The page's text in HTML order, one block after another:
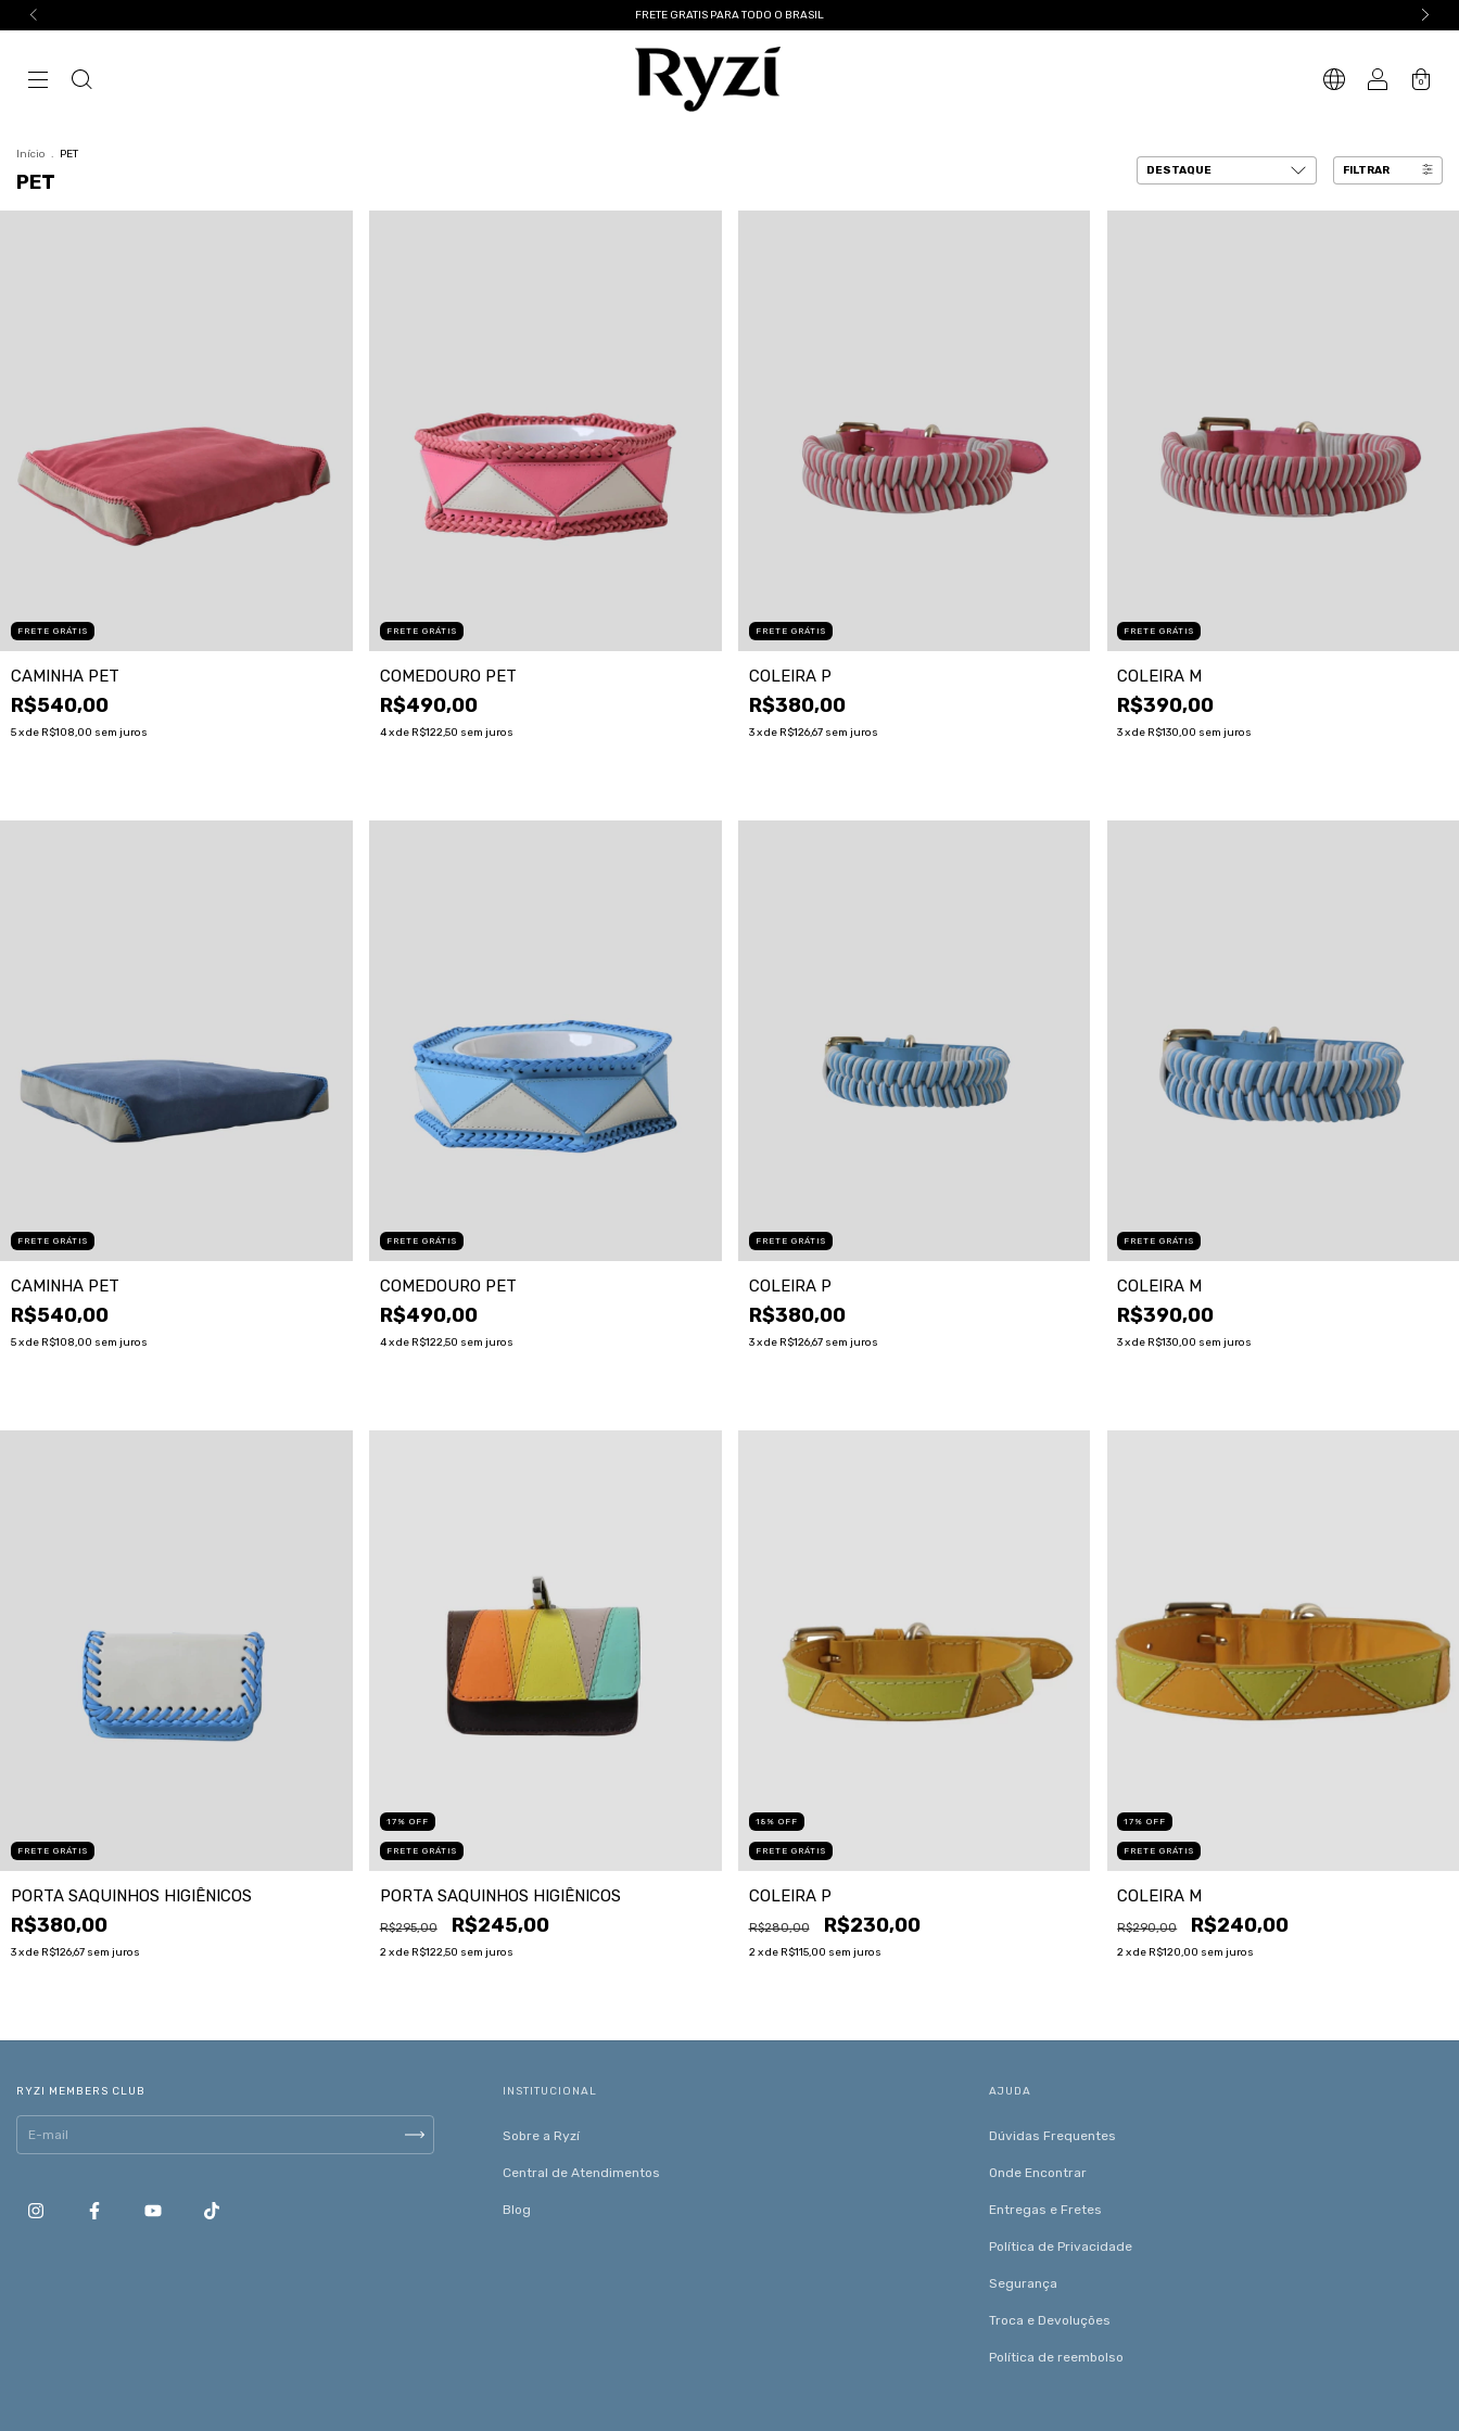
FRETE GRATIS PARA TODO O BRASIL
0
Início . PET
PET
FILTRAR
FRETE GRÁTIS
CAMINHA PET
R$540,00
5x de R$108,00 sem juros
FRETE GRÁTIS
COMEDOURO PET
R$490,00
4x de R$122,50 sem juros
FRETE GRÁTIS
COLEIRA P
R$380,00
3 x de R$126,67 sem juros
FRETE GRÁTIS
COLEIRA M
R$390,00
3x de R$130,00 sem juros
FRETE GRÁTIS
CAMINHA PET
R$540,00
5x de R$108,00 sem juros
FRETE GRÁTIS
COMEDOURO PET
R$490,00
4x de R$122,50 sem juros
FRETE GRÁTIS
COLEIRA P
R$380,00
3 x de R$126,67 sem juros
FRETE GRÁTIS
COLEIRA M
R$390,00
3x de R$130,00 sem juros
FRETE GRÁTIS
PORTA SAQUINHOS HIGIÊNICOS
R$380,00
3x de R$126,67 sem juros
17 % OFF
FRETE GRÁTIS
PORTA SAQUINHOS HIGIÊNICOS
R$295,00 R$245,00
2x de R$122,50 sem juros
18 % OFF
FRETE GRÁTIS
COLEIRA P
R$280,00 R$230,00
2 x de R$115,00 sem juros
17 %OFF
FRETE GRÁTIS
COLEIRA M
R$290,00 R$240,00
2x de R$120,00 sem juros
RYZI MEMBERS CLUB INSTITUCIONAL
Sobre a Ryzí
Central de Atendimentos
Blog
AJUDA
Dúvidas Frequentes
Onde Encontrar
Entregas e Fretes
Política de Privacidade
Segurança
Troca e Devoluções
Política de reembolso